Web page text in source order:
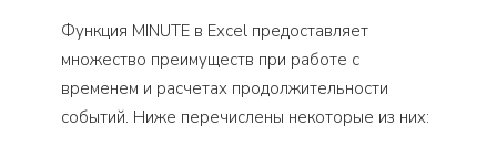
Функция MINUTE в Excel предоставляет
множество преимуществ при работе с
временем и расчетах продолжительности
событий. Ниже перечислены некоторые из них: